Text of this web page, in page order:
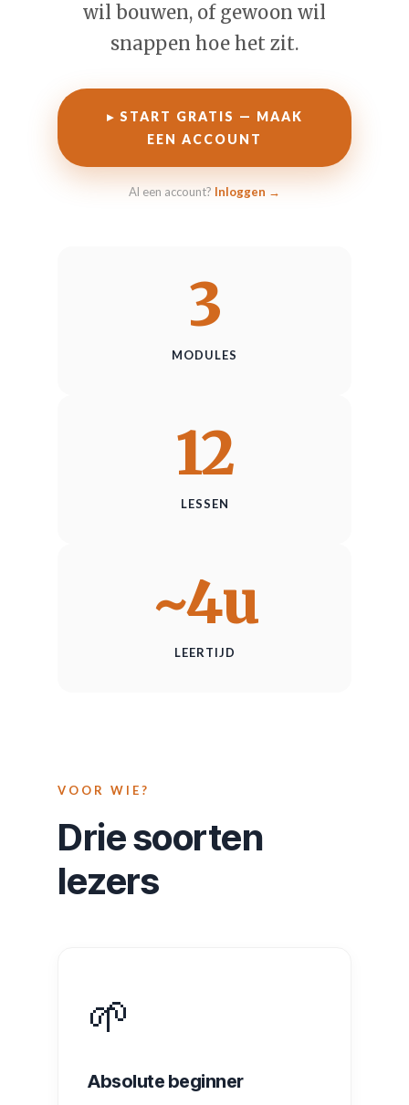
wil bouwen, of gewoon wil
snappen hoe het zit.
▸ START GRATIS — MAAK
EEN ACCOUNT
Al een account? Inloggen →
3
MODULES
12
LESSEN
~4u
LEERTIJD
VOOR WIE?
Drie soorten
lezers
🌱
Absolute beginner